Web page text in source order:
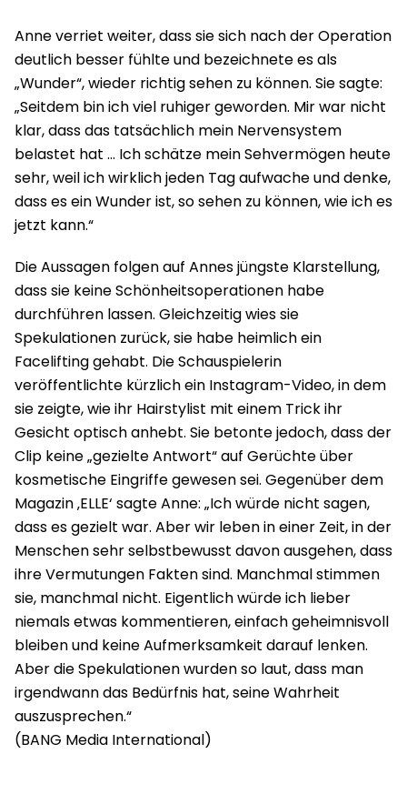
Anne verriet weiter, dass sie sich nach der Operation
deutlich besser fühlte und bezeichnete es als
„Wunder“, wieder richtig sehen zu können. Sie sagte:
„Seitdem bin ich viel ruhiger geworden. Mir war nicht
klar, dass das tatsächlich mein Nervensystem
belastet hat … Ich schätze mein Sehvermögen heute
sehr, weil ich wirklich jeden Tag aufwache und denke,
dass es ein Wunder ist, so sehen zu können, wie ich es
jetzt kann.“
Die Aussagen folgen auf Annes jüngste Klarstellung,
dass sie keine Schönheitsoperationen habe
durchführen lassen. Gleichzeitig wies sie
Spekulationen zurück, sie habe heimlich ein
Facelifting gehabt. Die Schauspielerin
veröffentlichte kürzlich ein Instagram-Video, in dem
sie zeigte, wie ihr Hairstylist mit einem Trick ihr
Gesicht optisch anhebt. Sie betonte jedoch, dass der
Clip keine „gezielte Antwort“ auf Gerüchte über
kosmetische Eingriffe gewesen sei. Gegenüber dem
Magazin ‚ELLE‘ sagte Anne: „Ich würde nicht sagen,
dass es gezielt war. Aber wir leben in einer Zeit, in der
Menschen sehr selbstbewusst davon ausgehen, dass
ihre Vermutungen Fakten sind. Manchmal stimmen
sie, manchmal nicht. Eigentlich würde ich lieber
niemals etwas kommentieren, einfach geheimnisvoll
bleiben und keine Aufmerksamkeit darauf lenken.
Aber die Spekulationen wurden so laut, dass man
irgendwann das Bedürfnis hat, seine Wahrheit
auszusprechen.“